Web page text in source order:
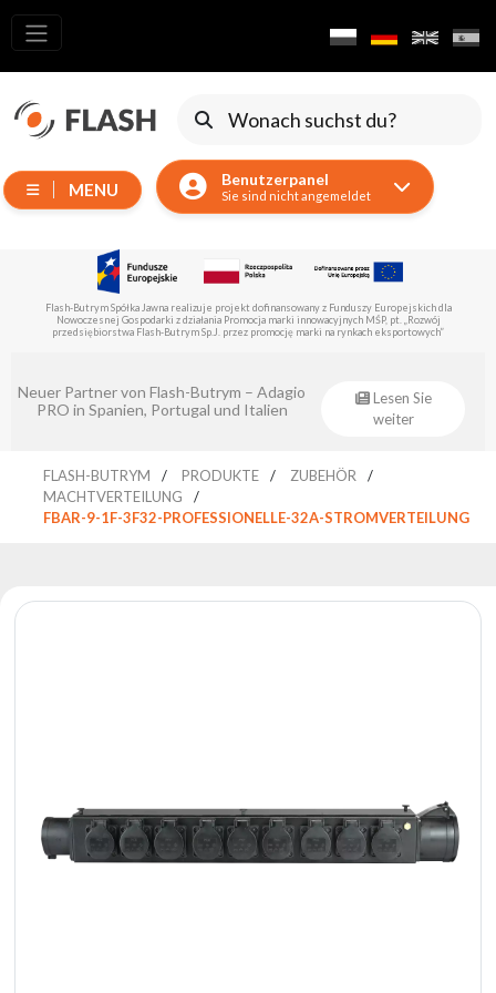
MENU Benutzerpanel
Sie sind nicht angemeldet
Alle
Produkte
Verschieben
Geräten
Reflektoren
Zubehör
Laser
Reflektoren
Retro
Nachricht
Flash-Butrym Spółka Jawna führt im Rahmen der Untermaßnahme 1.1 ein vom Europäischen
Fonds für regionale Entwicklung kofinanziertes Projekt durch.
Eventsklep – offizieller Distributor von
Flash-Butrym!
Lesen Sie
weiter
FLASH-BUTRYM PRODUKTE
ZUBEHÖR
MACHTVERTEILUNG
FBAR-9-1F-3F32-PROFESSIONELLE-32A-STROMVERTEILUNG